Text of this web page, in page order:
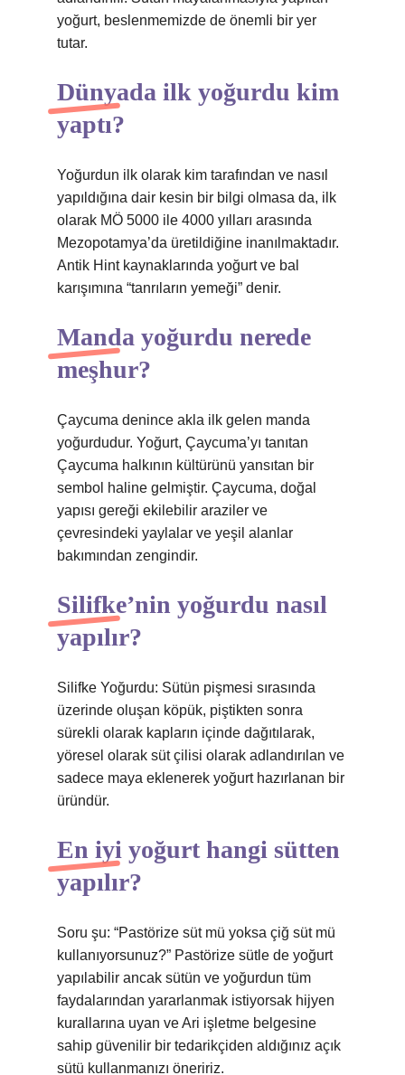
yoğurt, beslenmemizde de önemli bir yer
tutar.
Dünyada ilk yoğurdu kim
yaptı?
Yoğurdun ilk olarak kim tarafından ve nasıl
yapıldığına dair kesin bir bilgi olmasa da, ilk
olarak MÖ 5000 ile 4000 yılları arasında
Mezopotamya’da üretildiğine inanılmaktadır.
Antik Hint kaynaklarında yoğurt ve bal
karışımına “tanrıların yemeği” denir.
Manda yoğurdu nerede
meşhur?
Çaycuma denince akla ilk gelen manda
yoğurdudur. Yoğurt, Çaycuma’yı tanıtan
Çaycuma halkının kültürünü yansıtan bir
sembol haline gelmiştir. Çaycuma, doğal
yapısı gereği ekilebilir araziler ve
çevresindeki yaylalar ve yeşil alanlar
bakımından zengindir.
Silifke’nin yoğurdu nasıl
yapılır?
Silifke Yoğurdu: Sütün pişmesi sırasında
üzerinde oluşan köpük, piştikten sonra
sürekli olarak kapların içinde dağıtılarak,
yöresel olarak süt çilisi olarak adlandırılan ve
sadece maya eklenerek yoğurt hazırlanan bir
üründür.
En iyi yoğurt hangi sütten
yapılır?
Soru şu: “Pastörize süt mü yoksa çiğ süt mü
kullanıyorsunuz?” Pastörize sütle de yoğurt
yapılabilir ancak sütün ve yoğurdun tüm
faydalarından yararlanmak istiyorsak hijyen
kurallarına uyan ve Ari işletme belgesine
sahip güvenilir bir tedarikçiden aldığınız açık
sütü kullanmanızı öneririz.